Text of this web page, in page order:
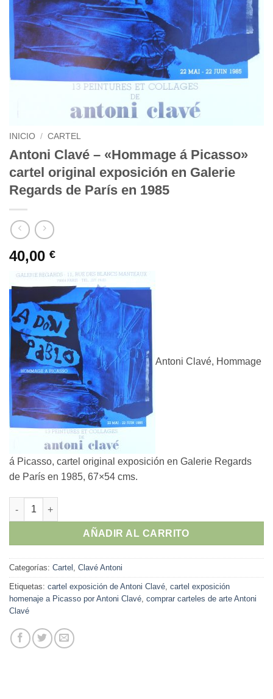
INICIO / CARTEL
Antoni Clavé – «Hommage á Picasso»
cartel original exposición en Galerie
Regards de París en 1985
40,00 €
Antoni Clavé, Hommage
á Picasso, cartel original exposición en Galerie Regards
de París en 1985, 67×54 cms.
Antoni Clavé - "Hommage á Picasso" cartel original
AÑADIR AL CARRITO
Categorías: Cartel Clavé Antoni
Etiquetas: cartel exposición de Antoni Clavé cartel exposición
homenaje a Picasso por Antoni Clavé comprar carteles de arte Antoni
Clavé